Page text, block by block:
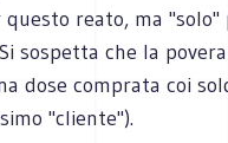
reato, ma "solo"
sospetta che la
dose comprata coi
"cliente").